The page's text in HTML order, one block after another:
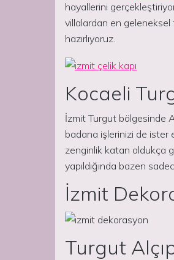
hayallerini
villalardan en geleneksel
hazırlıyoruz.
Kocaeli
İzmit Turgut bölgesinde
badana işlerinizi de ister
zenginlik katan oldukça
yapıldığında bazen
İzmit
Turgut